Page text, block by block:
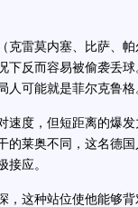
雷莫内塞、比萨、帕
下反而容易被偷袭丢
人可能就是菲尔克鲁格
度，但短距离的爆发
的莱奥不同，这名德
接应。
这种站位使他能够背